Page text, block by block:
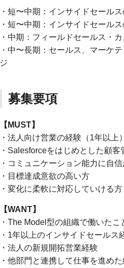
・短〜中期：インサイドセール
・短〜中期：インサイドセール
・中期：フィールドセールス・
・中〜長期：セールス、マーケ
ジ
募集要項
【MUST】
・法人向け営業の経験（1年以上）
・Salesforceをはじめとした顧
・コミュニケーション能力に自
・目標達成意欲の高い方
・変化に柔軟に対応していける方
【WANT】
・The Model型の組織で働いたこ
・1年以上のインサイドセールス
・法人の新規開拓営業経験
・他部門と連携して仕事を進め